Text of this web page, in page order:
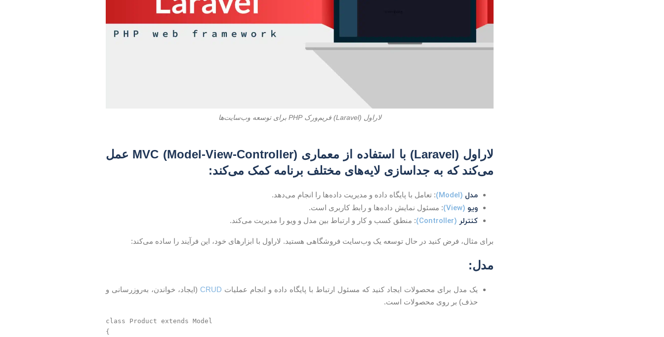
لاراول (Laravel) فریم‌ورک PHP برای توسعه وب‌سایت‌ها
لاراول (Laravel) با استفاده از معماری MVC (Model-View-Controller) عمل
می‌کند که به جداسازی لایه‌های مختلف برنامه کمک می‌کند:
مدل (Model) : تعامل با پایگاه داده و مدیریت داده‌ها را انجام می‌دهد.
ویو (View) : مسئول نمایش داده‌ها و رابط کاربری است.
کنترلر(Controller) : منطق کسب و کار و ارتباط بین مدل و ویو را مدیریت می‌کند.
برای مثال، فرض کنید در حال توسعه یک وب‌سایت فروشگاهی هستید. لاراول با ابزارهای خود، این فرآیند را ساده می‌کند:
مدل:
یک مدل برای محصولات ایجاد کنید که مسئول ارتباط با پایگاه داده و انجام عملیات CRUD(ایجاد، خواندن، به‌روزرسانی و
حذف) بر روی محصولات است.
class Product extends Model
{